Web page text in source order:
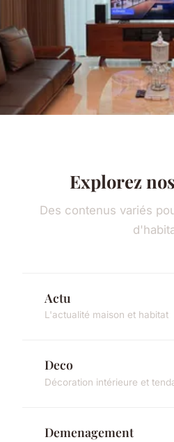
Explorez
Des contenus variés
Actu
L'actualité maison et habitat
Deco
Décoration intérieure et
Demenagement